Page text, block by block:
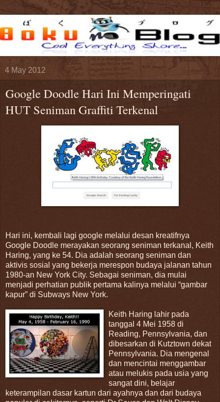
4 May 2012
Google Doodle Hari Ini Memperingati
HUT Seniman Graffiti Terkenal
Hari ini, kembali lagi google melalui desan kreatifnya
Google Doodle merayakan seorang seniman terkanal, Keith
Haring, yang ke 54. Dia adalah seorang seniman dan
aktivis sosial yang bekerja merespon budaya jalanan tahun
1980-an New York City. Sebagai seniman, dia mulai
menjadi perhatian publik pertama kalinya melalui “gambar
kapur” di Subways New York.
Keith Haring lahir pada
tanggal 4 Mei 1958 di
Reading, Pennsylvania, dan
dibesarkan di Kutztown dekat
Pennsylvania. Dia mengenal
dan mencintai menggambar
atau melukis pada usia yang
sangat dini, belajar
keterampilan dasar kartun dari ayahnya dan dari budaya